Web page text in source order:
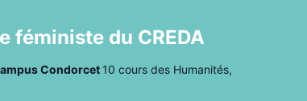
féministe du CREDA
Condorcet 10 cours des Humanités,